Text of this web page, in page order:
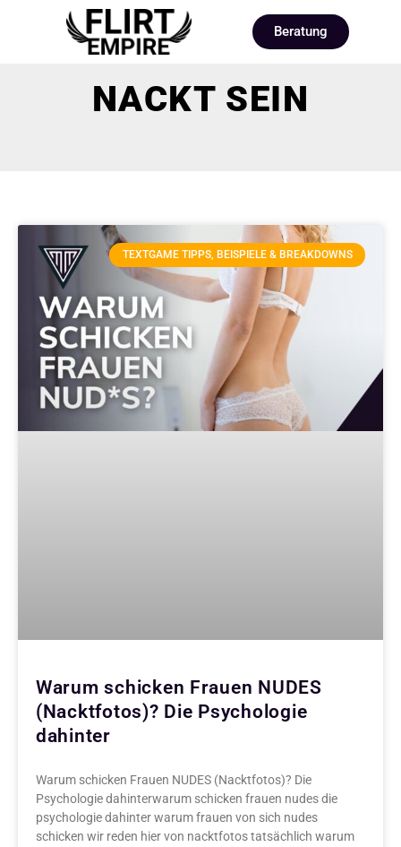
Beratung
NACKT SEIN
TEXTGAME TIPPS, BEISPIELE & BREAKDOWNS
Warum schicken Frauen NUDES
(Nacktfotos)? Die Psychologie
dahinter
Warum schicken Frauen NUDES (Nacktfotos)? Die
Psychologie dahinterwarum schicken frauen nudes die
psychologie dahinter warum frauen von sich nudes
schicken wir reden hier von nacktfotos tatsächlich warum